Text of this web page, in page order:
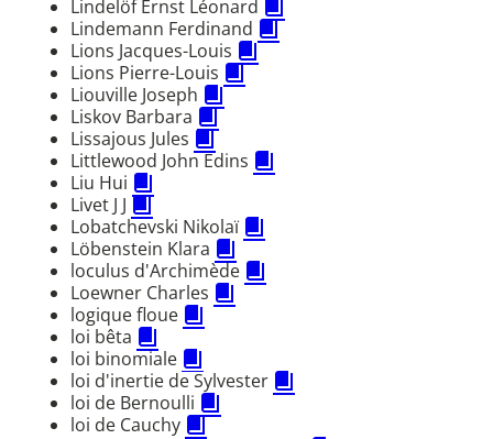
Lindelöf Ernst Léonard
Lindemann Ferdinand
Lions Jacques-Louis
Lions Pierre-Louis
Liouville Joseph
Liskov Barbara
Lissajous Jules
Littlewood John Edins
Liu Hui
Livet J J
Lobatchevski Nikolaï
Löbenstein Klara
loculus d'Archimède
Loewner Charles
logique floue
loi bêta
loi binomiale
loi d'inertie de Sylvester
loi de Bernoulli
loi de Cauchy